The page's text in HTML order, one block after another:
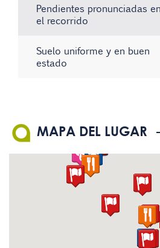
Pendientes pronunciadas en
el recorrido
Suelo uniforme y en buen
estado
MAPA DEL LUGAR